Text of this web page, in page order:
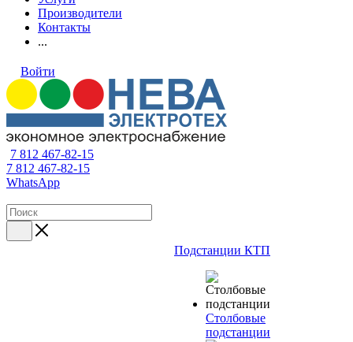
Производители
Контакты
...
Войти
7 812 467-82-15
7 812 467-82-15
WhatsApp
Подстанции КТП
Столбовые
подстанции